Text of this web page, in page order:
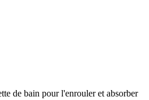
de bain pour l'enrouler et absorber